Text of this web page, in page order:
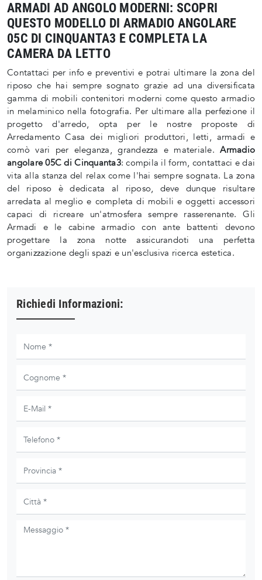
ARMADI AD ANGOLO MODERNI: SCOPRI
QUESTO MODELLO DI ARMADIO ANGOLARE
05C DI CINQUANTA3 E COMPLETA LA
CAMERA DA LETTO
Contattaci per info e preventivi e potrai ultimare la zona del
riposo che hai sempre sognato grazie ad una diversificata
gamma di mobili contenitori moderni come questo armadio
in melaminico nella fotografia. Per ultimare alla perfezione il
progetto d'arredo, opta per le nostre proposte di
Arredamento Casa dei migliori produttori, letti, armadi e
comò vari per eleganza, grandezza e materiale.Armadio
angolare 05C di Cinquanta3: compila il form, contattaci e dai
vita alla stanza del relax come l'hai sempre sognata. La zona
del riposo è dedicata al riposo, deve dunque risultare
arredata al meglio e completa di mobili e oggetti accessori
capaci di ricreare un'atmosfera sempre rasserenante. Gli
Armadi e le cabine armadio con ante battenti devono
progettare la zona notte assicurandoti una perfetta
organizzazione degli spazi e un'esclusiva ricerca estetica.
Richiedi Informazioni: